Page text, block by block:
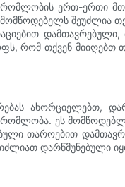
ერთ-ერთი
შეუძლია
რომ თქვენ
ახორციელებთ,
ეს
თაროებით
დარწმუნებული